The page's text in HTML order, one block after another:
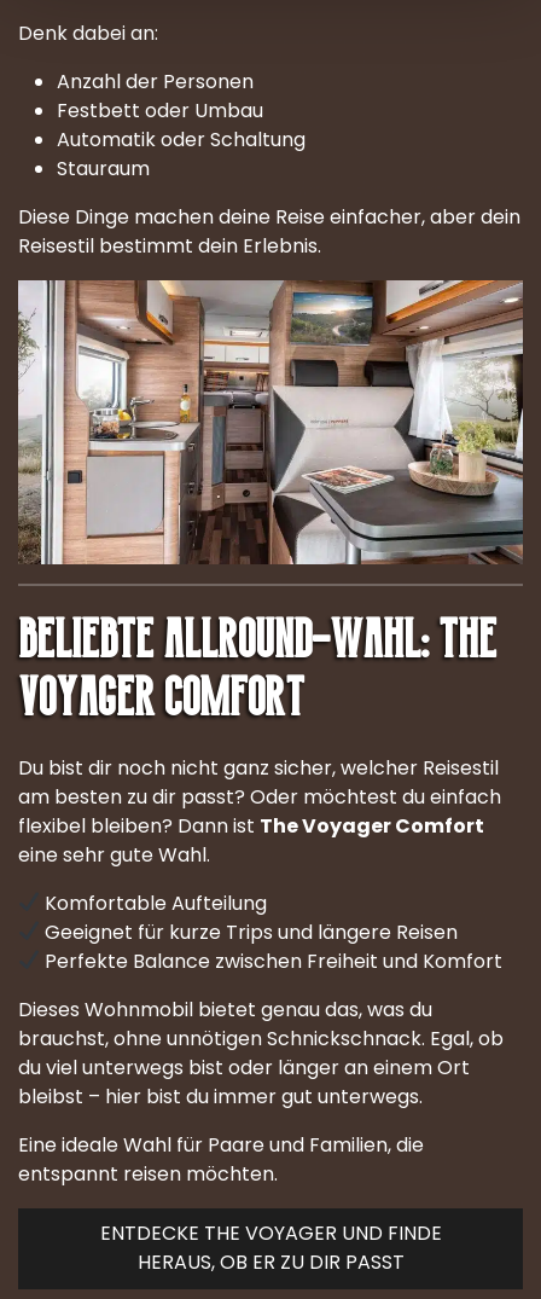
Denk dabei an:
Anzahl der Personen
Festbett oder Umbau
Automatik oder Schaltung
Stauraum
Diese Dinge machen deine Reise einfacher, aber dein
Reisestil bestimmt dein Erlebnis.
Beliebte Allround-Wahl: The
Voyager Comfort
Du bist dir noch nicht ganz sicher, welcher Reisestil
am besten zu dir passt? Oder möchtest du einfach
flexibel bleiben? Dann ist The Voyager Comfort
eine sehr gute Wahl.
Komfortable Aufteilung
Geeignet für kurze Trips und längere Reisen
Perfekte Balance zwischen Freiheit und Komfort
Dieses Wohnmobil bietet genau das, was du
brauchst, ohne unnötigen Schnickschnack. Egal, ob
du viel unterwegs bist oder länger an einem Ort
bleibst – hier bist du immer gut unterwegs.
Eine ideale Wahl für Paare und Familien, die
entspannt reisen möchten.
ENTDECKE THE VOYAGER UND FINDE
HERAUS, OB ER ZU DIR PASST